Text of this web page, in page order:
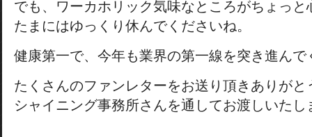
でも、ワーカホリック気味なところがちょっと
たまにはゆっくり休んでくださいね。
健康第一で、今年も業界の第一線を突き進んで
たくさんのファンレターをお送り頂きありがと
シャイニング事務所さんを通してお渡しいたし